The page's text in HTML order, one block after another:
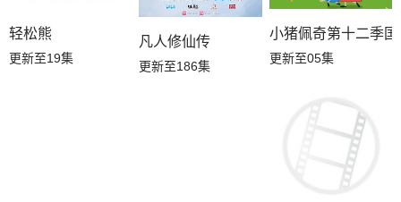
轻松熊
更新至19集
凡人修仙传
更新至186集
小猪佩奇第十二季国
更新至05集